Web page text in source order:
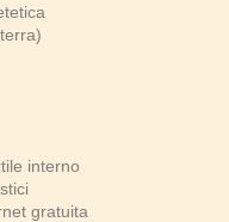
interno
gratuita